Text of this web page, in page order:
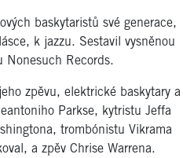
baskytaristů své generace,
k jazzu. Sestavil vysněnou
Nonesuch Records.
zpěvu, elektrické baskytary a
Parkse, kytristu Jeffa
trombónistu Vikrama
a zpěv Chrise Warrena.